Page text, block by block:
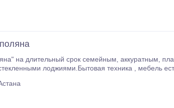
семейным, аккуратным, платежеспособным,